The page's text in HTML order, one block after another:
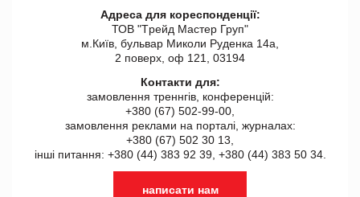
Адреса для кореспонденції:
ТОВ "Tрейд Мастер Груп"
м.Київ, бульвар Миколи Руденка 14а,
2 поверх, оф 121, 03194
Контакти для:
замовлення треннгів, конференцій:
+380 (67) 502-99-00,
замовлення реклами на порталі, журналах:
+380 (67) 502 30 13,
інші питання: +380 (44) 383 92 39, +380 (44) 383 50 34.
написати нам